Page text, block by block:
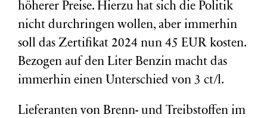
höherer Preise. Hierzu hat sich die Politik
nicht durchringen wollen, aber immerhin
soll das Zertifikat 2024 nun 45 EUR kosten.
Bezogen auf den Liter Benzin macht das
immerhin einen Unterschied von 3 ct/l.
Lieferanten von Brenn- und Treibstoffen im